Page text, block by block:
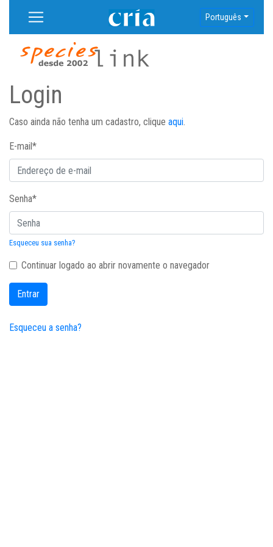
Português
Login
Caso ainda não tenha um cadastro, clique aqui.
E-mail*
Senha*
Esqueceu sua senha?
Continuar logado ao abrir novamente o navegador
Entrar
Esqueceu a senha?